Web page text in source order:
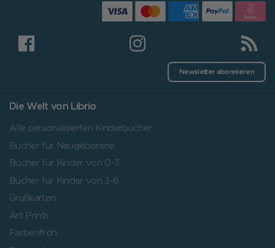
Newsletter abonnieren
Die Welt von Librio
Alle personalisierten Kinderbücher
Bücher für Neugeborene
Bücher für Kinder von 0-3
Bücher für Kinder von 3-6
Grußkarten
Art Prints
Farbenfroh